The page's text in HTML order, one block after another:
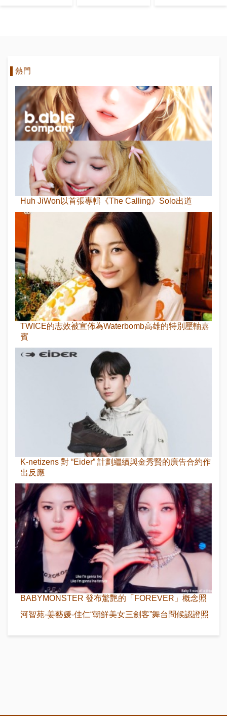
熱門
Huh JiWon以首張專輯《The Calling》Solo出道
TWICE的志效被宣佈為Waterbomb高雄的特別壓軸嘉
賓
K-netizens 對 “Eider” 計劃繼續與金秀賢的廣告合約作
出反應
BABYMONSTER 發布驚艷的「FOREVER」概念照
河智苑-姜藝媛-佳仁“朝鮮美女三劍客”舞台問候認證照